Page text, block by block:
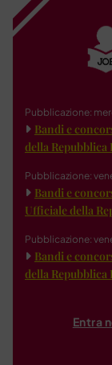
Pubblicazione:
Bandi e
della Repubblica
Pubblicazione:
Bandi e
Ufficiale della
Pubblicazione:
Bandi e
della Repubblica
Entra